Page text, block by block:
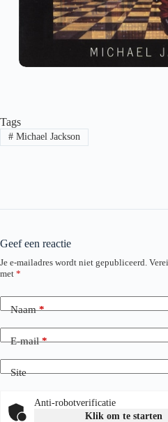
Tags
#Michael Jackson
Geef een reactie
Je e-mailadres wordt niet gepubliceerd.
met *
Naam*
E-mail*
Site
Anti-robotverificatie
Klik om te starten